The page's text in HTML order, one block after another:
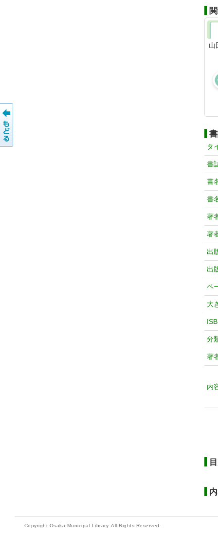
タ
書
書
書
著
著
出
出
ペ
大
分
著
内
Copyright Osaka Municipal Library. All Rights Reserved.